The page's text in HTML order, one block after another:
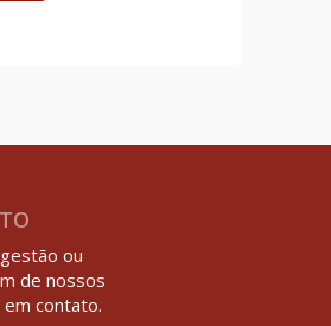
ou
de nossos
contato.